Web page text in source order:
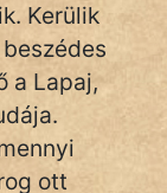
Kerülik
a Lapaj,
ott